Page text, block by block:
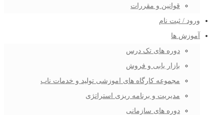
قوانین و مقررات
ورود / ثبت نام
آموزش ها
دوره های تک درس
بازار یابی و فروش
مجموعه کارگاه های اموزشی تولید و خدمات ناب
مدیریت و برنامه ریزی استراتژی
دوره های سازمانی